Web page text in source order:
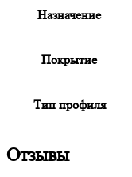
Назначение
Покрытие
Тип профиля
Отзывы